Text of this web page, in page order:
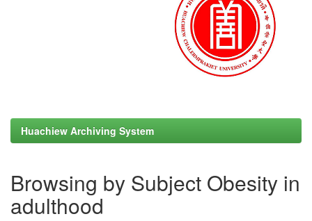
Huachiew Archiving System
Browsing by Subject Obesity in
adulthood